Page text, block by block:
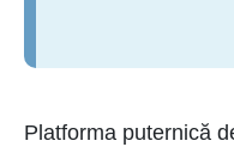
Platforma puternică